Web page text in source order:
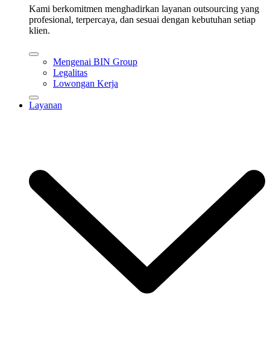
Kami berkomitmen menghadirkan layanan outsourcing yang
profesional, terpercaya, dan sesuai dengan kebutuhan setiap
klien.
Mengenai BIN Group
Legalitas
Lowongan Kerja
Layanan